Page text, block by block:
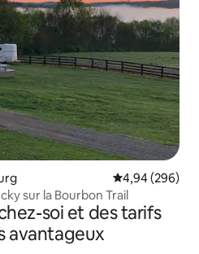
Évaluation
4,94 (296)
sur la Bourbon Trail
soi et des tarifs
avantageux